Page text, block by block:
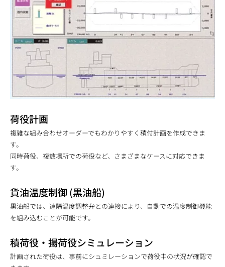
荷役計画
複雑な組み合わせオーダーでもわかりやすく積付計画を作成できま
す。
同時荷役、複数場所での荷役など、さまざまなケースに対応できま
す。
貨油温度制御 (黒油船)
黒油船では、遠隔温度調整弁との連接により、自動での温度制御機能
を組み込むことが可能です。
積荷役・揚荷役シミュレーション
計画された荷役は、事前にシュミレーションで荷役中の状況が確認で